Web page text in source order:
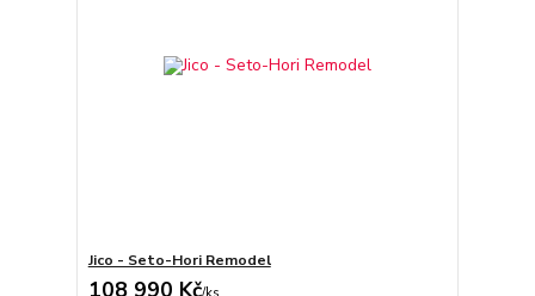
Jico - Seto-Hori Remodel
108 990 Kč